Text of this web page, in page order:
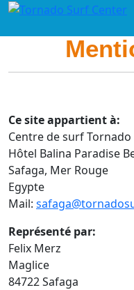
Ce site appartient à:
Centre de surf Tornado
Hôtel Balina Paradise
Safaga, Mer Rouge
Egypte
Mail:
Représenté par:
Felix Merz
Maglice
84722 Safaga